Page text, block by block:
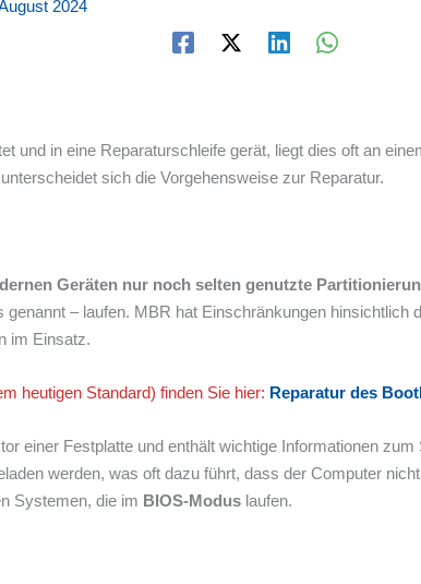
2024
und in eine Reparaturschleife gerät, liegt dies oft an
sich die Vorgehensweise zur Reparatur.
Geräten nur noch selten genutzte
– laufen. MBR hat Einschränkungen
im Einsatz.
heutigen Standard) finden Sie hier: Reparatur des
einer Festplatte und enthält wichtige Informationen
werden, was oft dazu führt, dass der Computer
Systemen, die im BIOS-Modus laufen.